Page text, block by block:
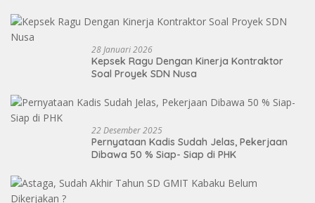
Dua ,Mandek!
28 Januari 2026
Kepsek Ragu Dengan Kinerja Kontraktor
Soal Proyek SDN Nusa
22 Desember 2025
Pernyataan Kadis Sudah Jelas, Pekerjaan
Dibawa 50 % Siap- Siap di PHK